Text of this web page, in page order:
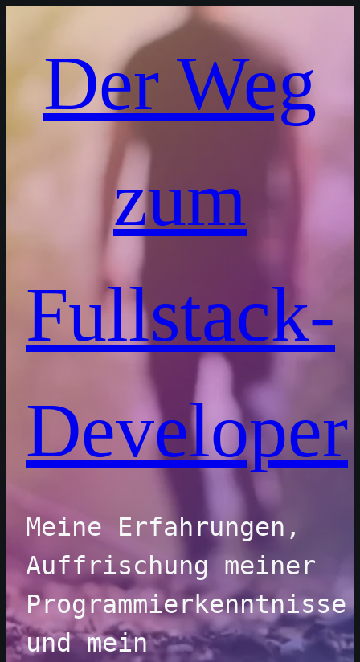
Der Weg
zum
Fullstack-
Developer
Meine Erfahrungen,
Auffrischung meiner
Programmierkenntnisse
und mein